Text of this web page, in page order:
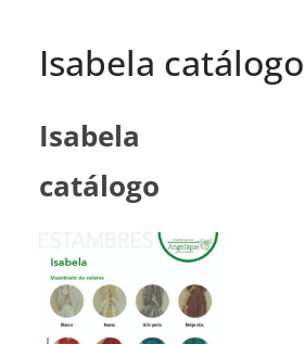
Isabela catálogo
Isabela
catálogo